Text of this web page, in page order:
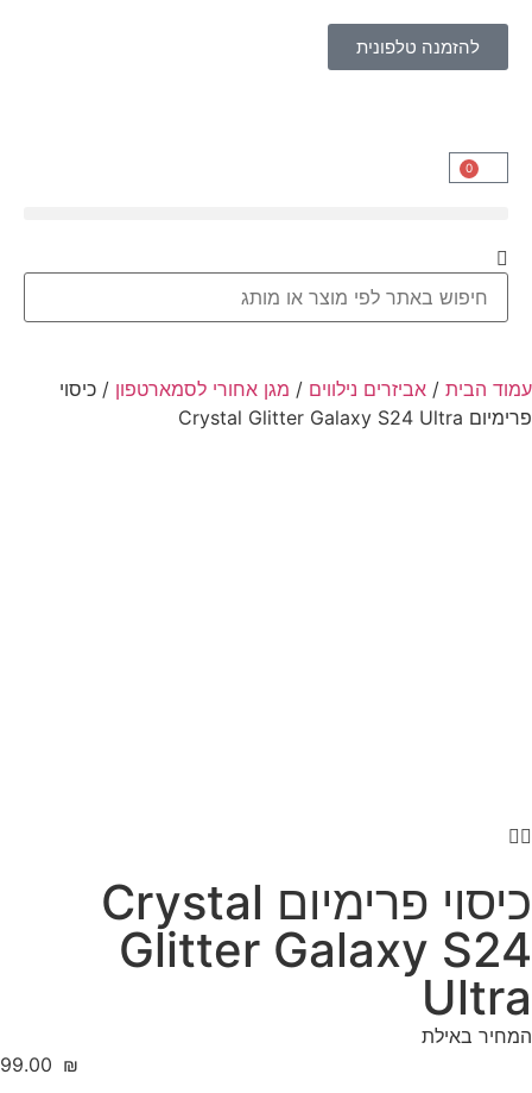
0
להזמנה טלפונית
עמוד הבית / אביזרים נילווים / מגן אחורי לסמארטפון / כיסוי
פרימיום Crystal Glitter Galaxy S24 Ultra
כיסוי פרימיום Crystal
Glitter Galaxy S24
Ultra
המחיר באילת
‎99.00 ₪